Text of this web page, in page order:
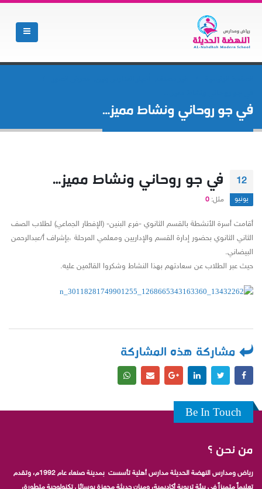
في جو روحاني ونشاط مميز…
12
يونيو
في جو روحاني ونشاط مميز…
مثل: 0
أقامت أسرة الأنشطة بالقسم الثانوي -فرع البنين- (الإفطار الجماعي) لطلاب الصف
الثاني الثانوي بحضور إدارة القسم والإداريين ومعلمي المرحلة ،بإشراف أ/عبدالرحمن
البيضاني.
حيث عبر الطلاب عن سعادتهم بهذا النشاط وشكروا القائمين عليه.
مشاركة هذه المشاركة
Be In Touch
من نحن ؟
رياض ومدارس النهضة الحديثة مدارس أهلية تأسست بمدينة صنعاء عام 1992م، وتقدم
تعليماً متميزاً في بيئة تربوية أكاديمية، ومبانٍ حديثة مجهزة بوسائل تكنولوجية متطورة،